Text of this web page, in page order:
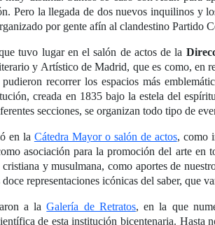
Pero la llegada de dos nuevos inquilinos y
por gente afín al clandestino Partido
tuvo lugar en el salón de actos de la
y Artístico de Madrid, que es como, en
recorrer los espacios más
creada en 1835 bajo la estela del
secciones, se organizan todo tipo de
en la Cátedra Mayor o salón de actos, como
asociación para la promoción del arte
y musulmana, como aportes de
representaciones icónicas del saber, que
a laGalería de Retratos, en la que
de esta institución bicentenaria. Hasta